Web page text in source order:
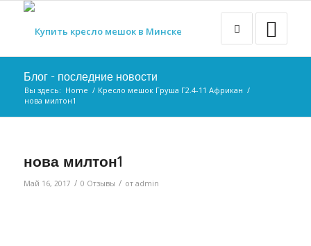
Блог - последние новости
Вы здесь: Home / Кресло мешок Груша Г2.4-11 Африкан /
нова милтон1
нова милтон1
Май 16, 2017 / 0 Отзывы / от admin